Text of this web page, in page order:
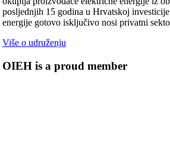
posljednjih 15 godina u Hrvatskoj
energije gotovo isključivo nosi privatni
Više o udruženju
OIEH is a proud member